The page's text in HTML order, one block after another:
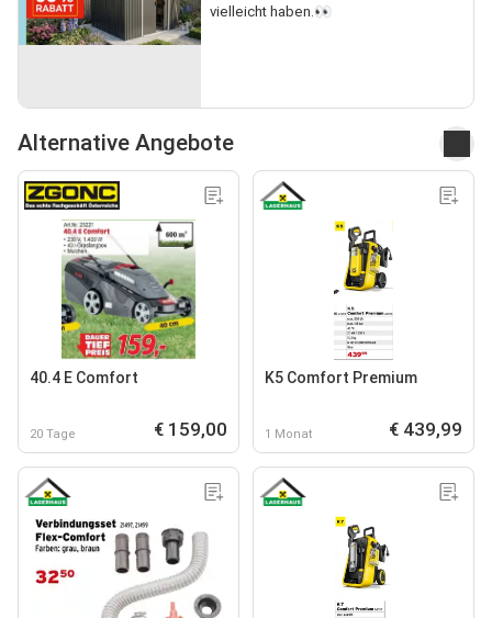
vielleicht haben.👀
Alternative Angebote
40.4 E Comfort
20 Tage € 159,00
K5 Comfort Premium
1 Monat € 439,99